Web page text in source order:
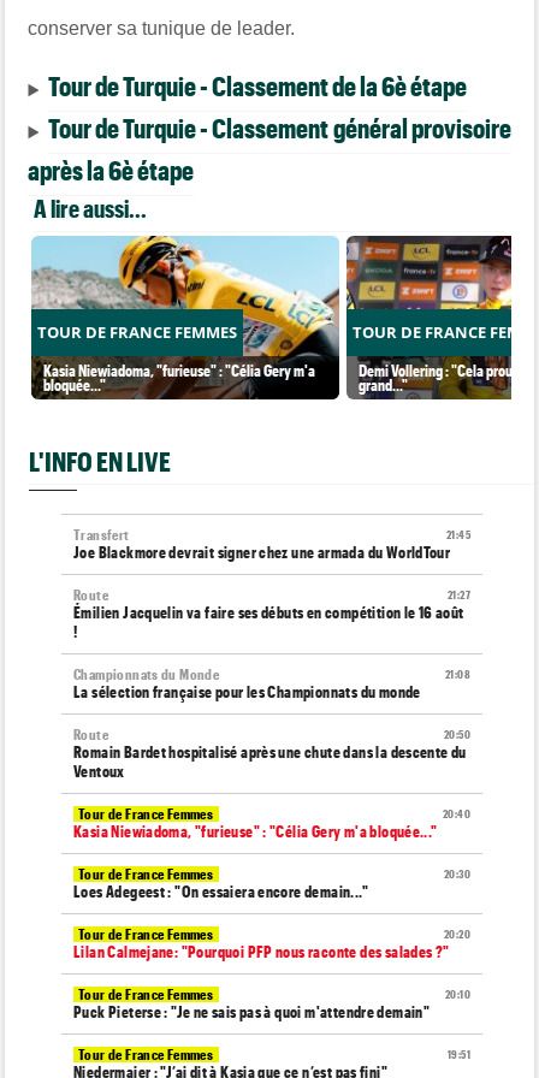
conserver sa tunique de leader.
Tour de Turquie - Classement de la 6è étape
Tour de Turquie - Classement général provisoire
après la 6è étape
A lire aussi...
TOUR DE FRANCE FEMMES
Kasia Niewiadoma, "furieuse" : "Célia Gery m'a
bloquée..."
TOUR DE FRANCE
Demi Vollering : "Cela prouve
grand..."
L'INFO EN LIVE
21:45
Transfert
Joe Blackmore devrait signer chez une armada du WorldTour
21:27
Route
Émilien Jacquelin va faire ses débuts en compétition le 16 août
!
21:08
Championnats du Monde
La sélection française pour les Championnats du monde
20:50
Route
Romain Bardet hospitalisé après une chute dans la descente du
Ventoux
20:40
Tour de France Femmes
Kasia Niewiadoma, "furieuse" : "Célia Gery m'a bloquée..."
20:30
Tour de France Femmes
Loes Adegeest : "On essaiera encore demain..."
20:20
Tour de France Femmes
Lilan Calmejane: "Pourquoi PFP nous raconte des salades ?"
20:10
Tour de France Femmes
Puck Pieterse : "Je ne sais pas à quoi m'attendre demain"
19:51
Tour de France Femmes
Niedermaier : "J’ai dit à Kasia que ce n’est pas fini"